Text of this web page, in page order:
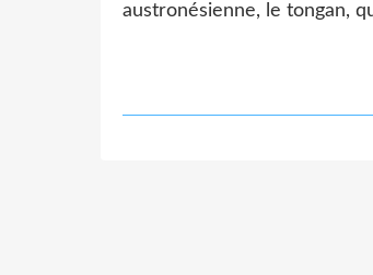
austronésienne, le tongan,